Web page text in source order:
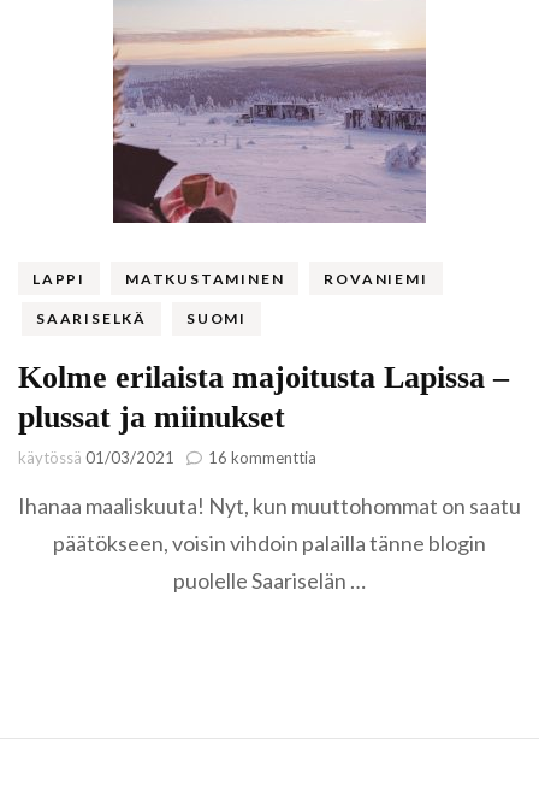
LAPPI MATKUSTAMINEN ROVANIEMI
SAARISELKÄ SUOMI
Kolme erilaista majoitusta Lapissa –
plussat ja miinukset
käytössä 01/03/2021 16 kommenttia
erilaista
Lapissa
–
Ihanaa maaliskuuta! Nyt, kun muuttohommat on saatu
päätökseen, voisin vihdoin palailla tänne blogin
puolelle Saariselän …